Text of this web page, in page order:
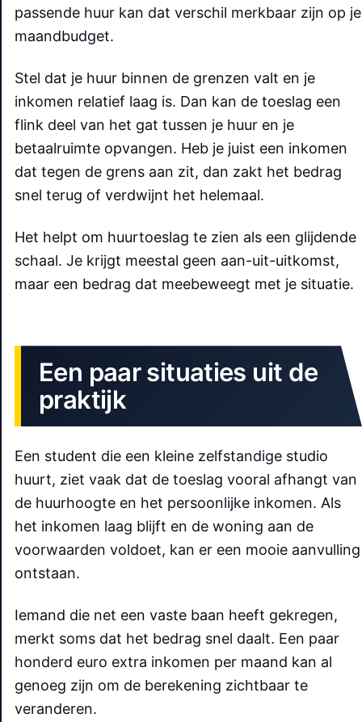
passende huur kan dat verschil merkbaar zijn op je
maandbudget.
Stel dat je huur binnen de grenzen valt en je
inkomen relatief laag is. Dan kan de toeslag een
flink deel van het gat tussen je huur en je
betaalruimte opvangen. Heb je juist een inkomen
dat tegen de grens aan zit, dan zakt het bedrag
snel terug of verdwijnt het helemaal.
Het helpt om huurtoeslag te zien als een glijdende
schaal. Je krijgt meestal geen aan-uit-uitkomst,
maar een bedrag dat meebeweegt met je situatie.
Een paar situaties uit de
praktijk
Een student die een kleine zelfstandige studio
huurt, ziet vaak dat de toeslag vooral afhangt van
de huurhoogte en het persoonlijke inkomen. Als
het inkomen laag blijft en de woning aan de
voorwaarden voldoet, kan er een mooie aanvulling
ontstaan.
Iemand die net een vaste baan heeft gekregen,
merkt soms dat het bedrag snel daalt. Een paar
honderd euro extra inkomen per maand kan al
genoeg zijn om de berekening zichtbaar te
veranderen.